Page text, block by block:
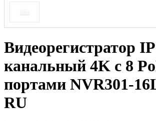
Видеорегистратор
канальный 4K с 8
портами NVR301-
RU